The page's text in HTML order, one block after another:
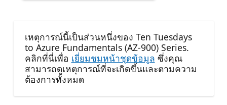
เหตุการณ์นี้เป็นส่วนหนึ่งของ Ten Tuesdays
to Azure Fundamentals (AZ-900) Series.
คลิกที่นี่เพื่อ เยี่ยมชมหน้าชุดข้อมูล ซึ่งคุณ
สามารถดูเหตุการณ์ที่จะเกิดขึ้นและตามความ
ต้องการทั้งหมด